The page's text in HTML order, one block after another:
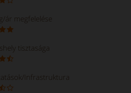
ár megfelelése
tisztasága
Infrastruktura